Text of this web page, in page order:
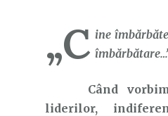
„C ine
Când vorbim
liderilor,